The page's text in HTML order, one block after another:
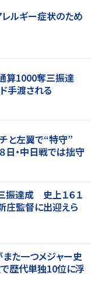
レルギー症状のため
算1000奪三振達
手渡される
と左翼で“特守”
・中日戦では拙守
振達成 史上１６１
監督に出迎えら
また一つメジャー史
歴代単独10位に浮